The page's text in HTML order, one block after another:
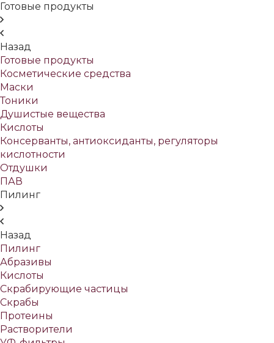
Готовые продукты
Назад
Готовые продукты
Косметические средства
Маски
Тоники
Душистые вещества
Кислоты
Консерванты, антиоксиданты, регуляторы
кислотности
Отдушки
ПАВ
Пилинг
Назад
Пилинг
Абразивы
Кислоты
Скрабирующие частицы
Скрабы
Протеины
Растворители